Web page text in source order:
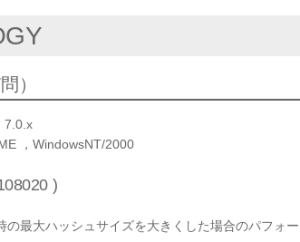
）
7.0.x
，WindowsNT/2000
)
の最大ハッシュサイズを大きくした場合のパフォ